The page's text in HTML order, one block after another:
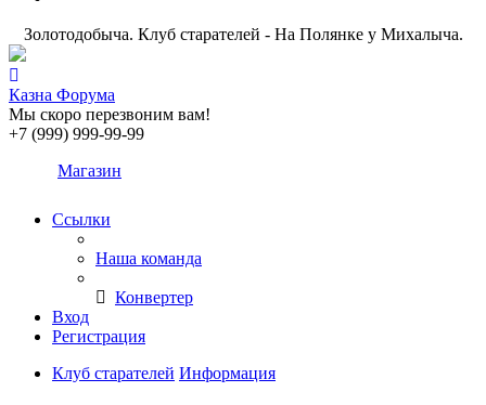
Золотодобыча. Клуб старателей - На Полянке у Михалыча.
Казна Форума
Мы скоро перезвоним вам!
+7 (999) 999-99-99
Магазин
Ссылки
Наша команда
Конвертер
Вход
Регистрация
Клуб старателей Информация